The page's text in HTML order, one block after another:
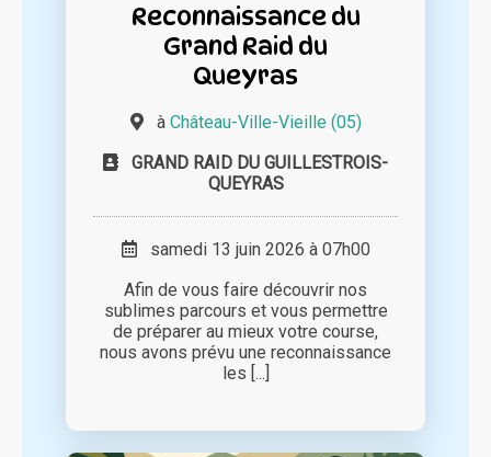
Reconnaissance du
Grand Raid du
Queyras
à Château-Ville-Vieille (05)
GRAND RAID DU GUILLESTROIS-
QUEYRAS
samedi 13 juin 2026 à 07h00
Afin de vous faire découvrir nos
sublimes parcours et vous permettre
de préparer au mieux votre course,
nous avons prévu une reconnaissance
les [...]